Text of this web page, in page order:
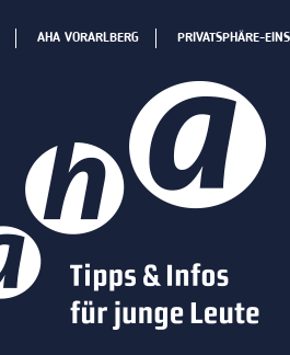
AHA VORARLBERG
PRIVATSPHÄRE-